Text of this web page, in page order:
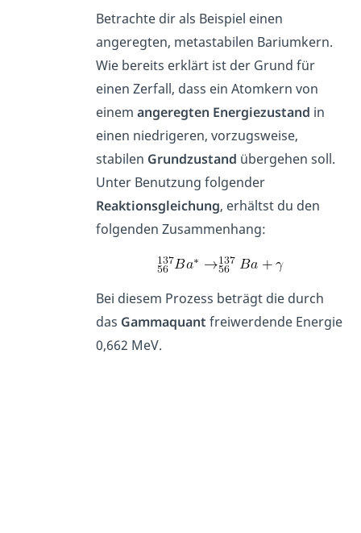
Betrachte dir als Beispiel einen
angeregten, metastabilen Bariumkern.
Wie bereits erklärt ist der Grund für
einen Zerfall, dass ein Atomkern von
einemangeregten Energiezustand in
einen niedrigeren, vorzugsweise,
stabilen Grundzustand übergehen soll.
Unter Benutzung folgender
Reaktionsgleichung, erhältst du den
folgenden Zusammenhang:
Bei diesem Prozess beträgt die durch
das Gammaquant freiwerdende Energie
0,662 MeV.